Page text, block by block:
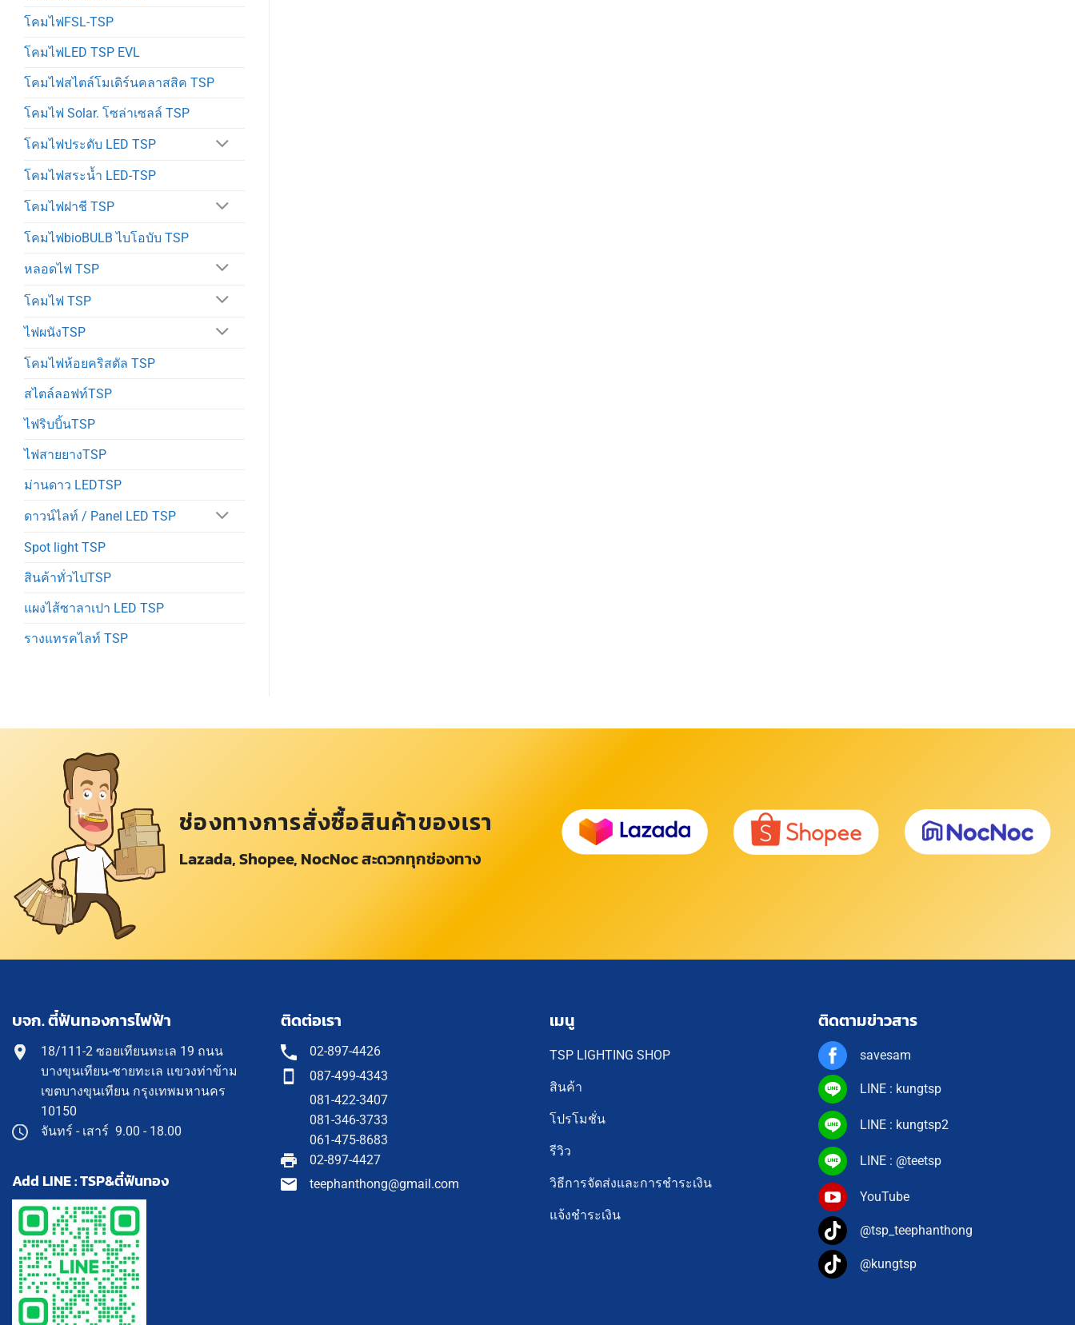
โคมไฟFSL-TSP
โคมไฟLED TSP EVL
โคมไฟสไตล์โมเดิร์นคลาสสิค TSP
โคมไฟ Solar. โซล่าเซลล์ TSP
โคมไฟประดับ LED TSP
โคมไฟสระน้ำ LED-TSP
โคมไฟฝาชี TSP
โคมไฟbioBULB ไบโอบับ TSP
หลอดไฟ TSP
โคมไฟ TSP
ไฟผนังTSP
โคมไฟห้อยคริสตัล TSP
สไตล์ลอฟท์TSP
ไฟริบบิ้นTSP
ไฟสายยางTSP
ม่านดาว LEDTSP
ดาวน์ไลท์ / Panel LED TSP
Spot light TSP
สินค้าทั่วไปTSP
แผงไส้ซาลาเปา LED TSP
รางแทรคไลท์ TSP
ช่องทางการสั่งซื้อสินค้าของเรา
Lazada, Shopee, NocNoc สะดวกทุกช่องทาง
บจก. ตี๋ฟันทองการไฟฟ้า
18/111-2 ซอยเทียนทะเล 19 ถนน
บางขุนเทียน-ชายทะเล แขวงท่าข้าม
เขตบางขุนเทียน กรุงเทพมหานคร
10150
จันทร์ - เสาร์ 9.00 - 18.00
Add LINE : TSP&ตี๋ฟันทอง
ติดต่อเรา
02-897-4426
087-499-4343
081-422-3407
081-346-3733
061-475-8683
02-897-4427
teephanthong@gmail.com
เมนู
TSP LIGHTING SHOP
สินค้า
โปรโมชั่น
รีวิว
วิธีการจัดส่งและการชำระเงิน
แจ้งชำระเงิน
ติดตามข่าวสาร
savesam
LINE : kungtsp
LINE : kungtsp2
LINE : @teetsp
YouTube
@tsp_teephanthong
@kungtsp